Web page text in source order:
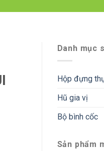
Danh mục
Hộp đựng
Hũ gia vị
Bộ bình cốc
Sản phẩm